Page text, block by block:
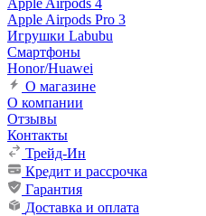
Apple Airpods 4
Apple Airpods Pro 3
Игрушки Labubu
Смартфоны
Honor/Huawei
О магазине
О компании
Отзывы
Контакты
Трейд-Ин
Кредит и рассрочка
Гарантия
Доставка и оплата